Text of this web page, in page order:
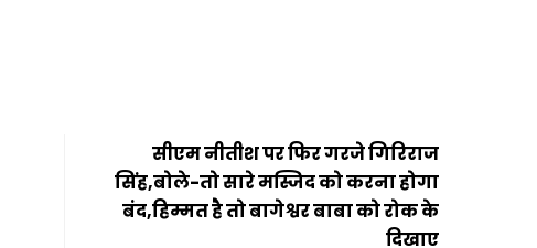
सीएम नीतीश पर फिर गरजे गिरिराज
सिंह,बोले-तो सारे मस्जिद को करना होगा
बंद,हिम्मत है तो बागेश्वर बाबा को रोक के
दिखाए